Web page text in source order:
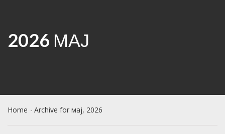
2026 МАЈ
Home Archive for мај, 2026